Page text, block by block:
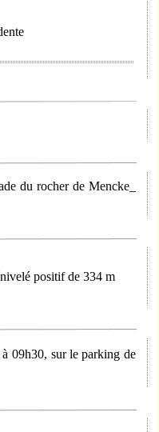
rocher de Mencke_
positif de 334 m
sur le parking de